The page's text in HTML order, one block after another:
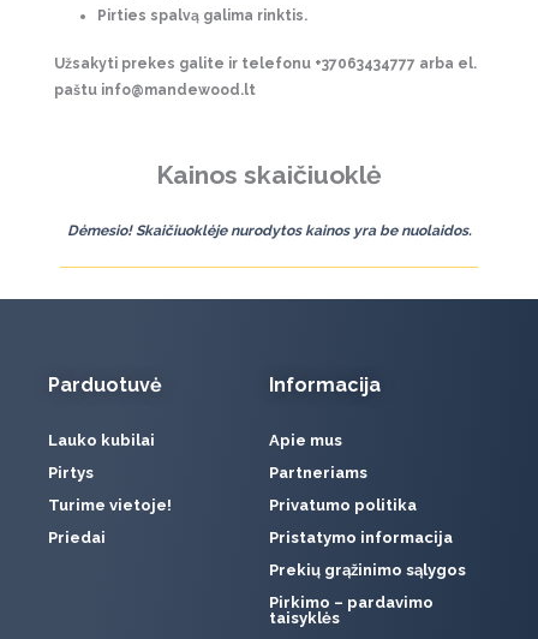
Pirties spalvą galima rinktis.
Užsakyti prekes galite ir telefonu +37063434777 arba el.
paštu info@mandewood.lt
Kainos skaičiuoklė
Dėmesio! Skaičiuoklėje nurodytos kainos yra be nuolaidos.
Parduotuvė
Lauko kubilai
Pirtys
Turime vietoje!
Priedai
Informacija
Apie mus
Partneriams
Privatumo politika
Pristatymo informacija
Prekių grąžinimo sąlygos
Pirkimo – pardavimo
taisyklės